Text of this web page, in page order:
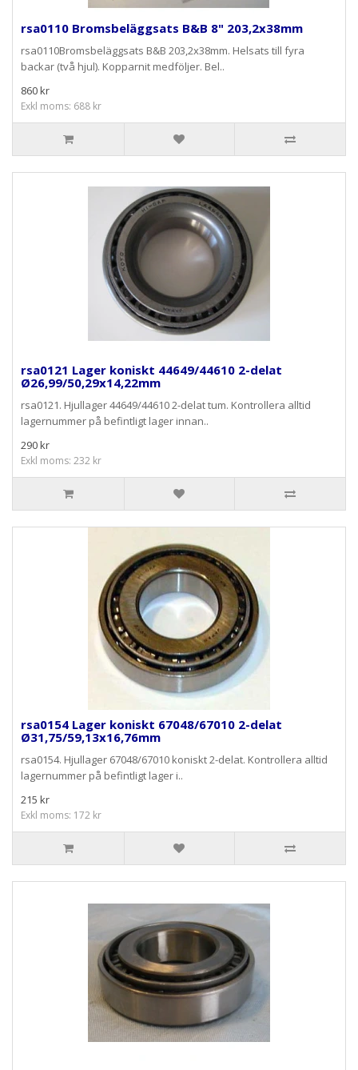
rsa0110 Bromsbeläggsats B&B 8" 203,2x38mm
rsa0110Bromsbeläggsats B&B 203,2x38mm. Helsats till fyra
backar (två hjul). Kopparnit medföljer. Bel..
860 kr
Exkl moms: 688 kr
rsa0121 Lager koniskt 44649/44610 2-delat
Ø26,99/50,29x14,22mm
rsa0121. Hjullager 44649/44610 2-delat tum. Kontrollera alltid
lagernummer på befintligt lager innan..
290 kr
Exkl moms: 232 kr
rsa0154 Lager koniskt 67048/67010 2-delat
Ø31,75/59,13x16,76mm
rsa0154. Hjullager 67048/67010 koniskt 2-delat. Kontrollera alltid
lagernummer på befintligt lager i..
215 kr
Exkl moms: 172 kr